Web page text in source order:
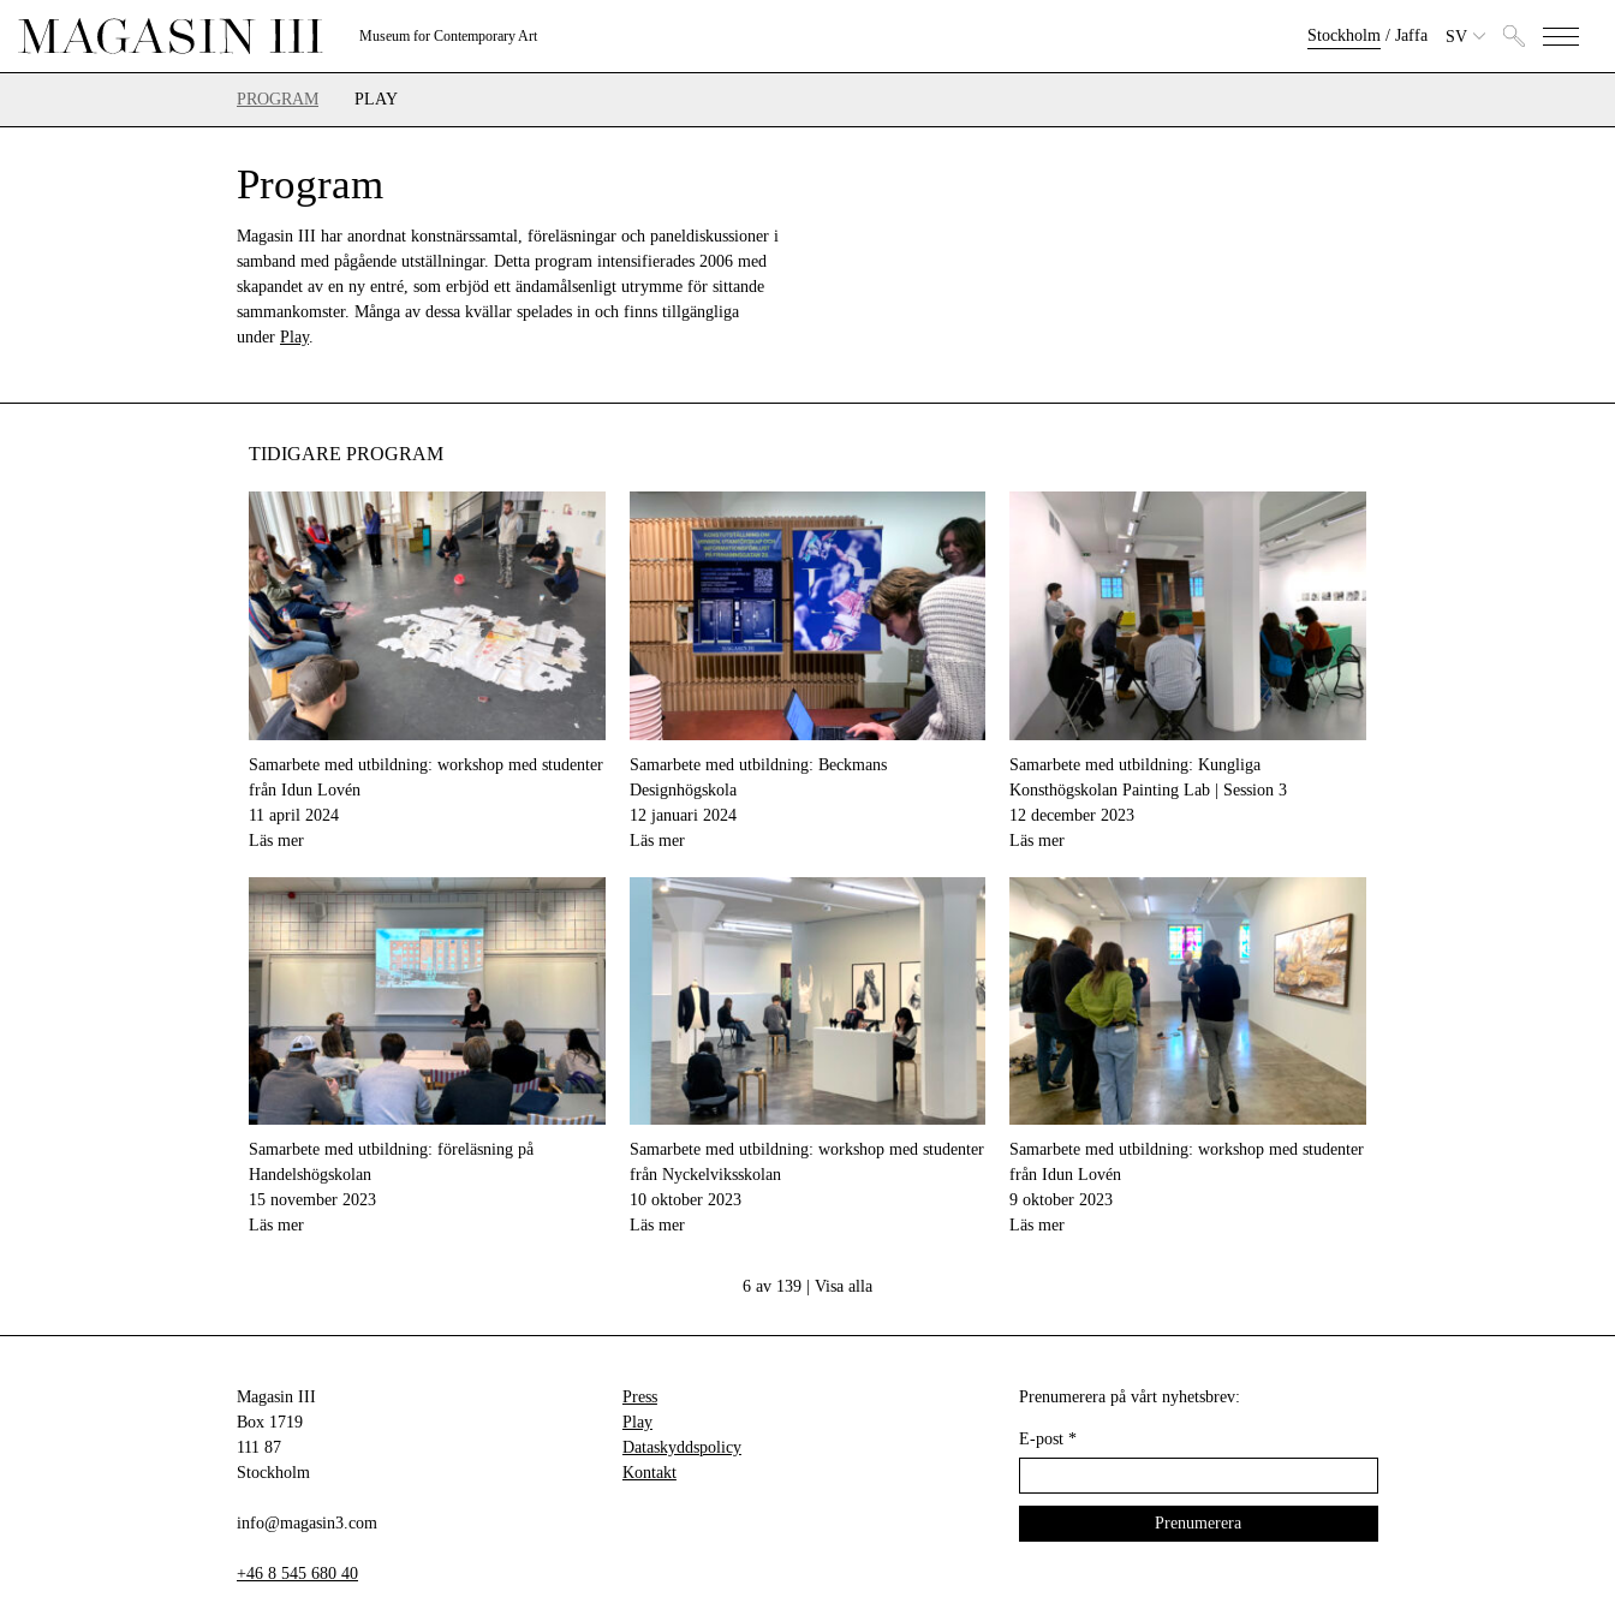
Museum for Contemporary Art Stockholm/ Jaffa SV
PROGRAM PLAY
Program
Magasin III har anordnat konstnärssamtal, föreläsningar och paneldiskussioner i
samband med pågående utställningar. Detta program intensifierades 2006 med
skapandet av en ny entré, som erbjöd ett ändamålsenligt utrymme för sittande
sammankomster. Många av dessa kvällar spelades in och finns tillgängliga
under Play.
TIDIGARE PROGRAM
Samarbete med utbildning: workshop med studenter
från Idun Lovén
11 april 2024
Läs mer
Samarbete med utbildning: Beckmans
Designhögskola
12 januari 2024
Läs mer
Samarbete med utbildning: Kungliga
Konsthögskolan Painting Lab | Session 3
12 december 2023
Läs mer
Samarbete med utbildning: föreläsning på
Handelshögskolan
15 november 2023
Läs mer
Samarbete med utbildning: workshop med studenter
från Nyckelviksskolan
10 oktober 2023
Läs mer
Samarbete med utbildning: workshop med studenter
från Idun Lovén
9 oktober 2023
Läs mer
6 av 139 | Visa alla
Magasin III
Box 1719
111 87
Stockholm
info@magasin3.com
+46 8 545 680 40
Press
Play
Dataskyddspolicy
Kontakt
Prenumerera på vårt nyhetsbrev:
E-post *